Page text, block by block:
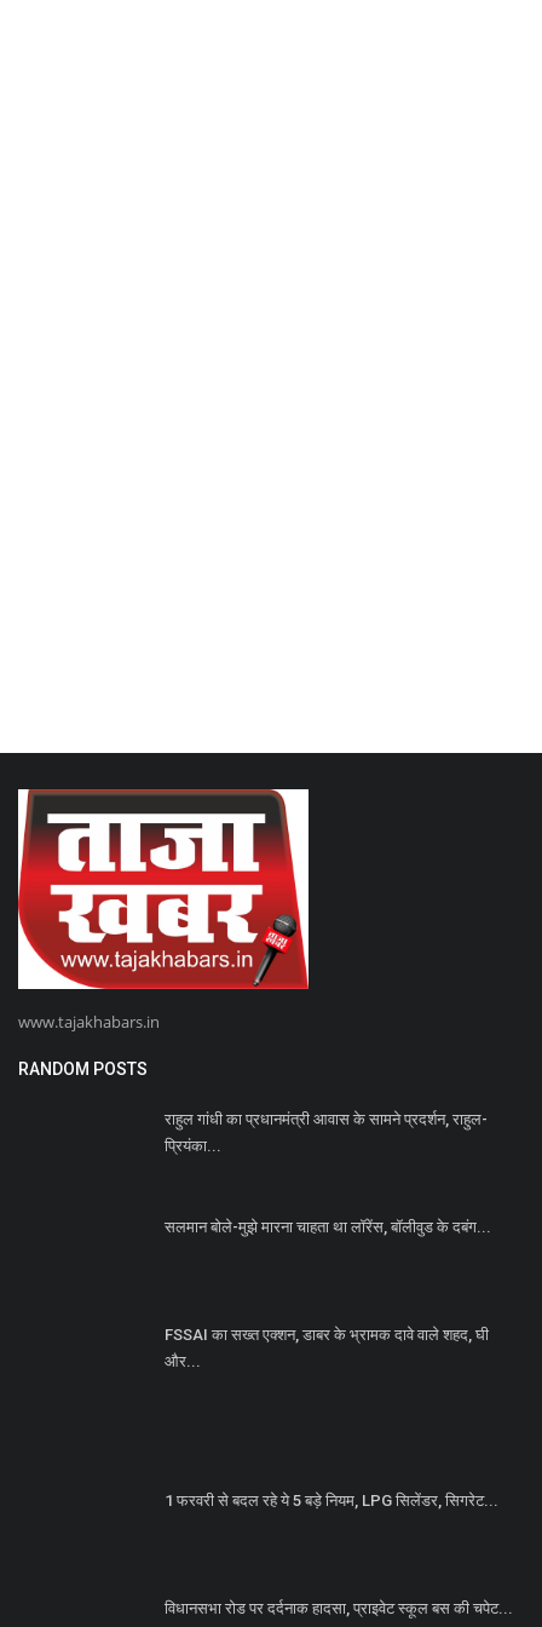
www.tajakhabars.in
RANDOM POSTS
राहुल गांधी का प्रधानमंत्री आवास के सामने प्रदर्शन, राहुल-
प्रियंका...
सलमान बोले-मुझे मारना चाहता था लॉरेंस, बॉलीवुड के दबंग...
FSSAI का सख्त एक्शन, डाबर के भ्रामक दावे वाले शहद, घी
और...
1 फरवरी से बदल रहे ये 5 बड़े नियम, LPG सिलेंडर, सिगरेट...
विधानसभा रोड पर दर्दनाक हादसा, प्राइवेट स्कूल बस की चपेट...